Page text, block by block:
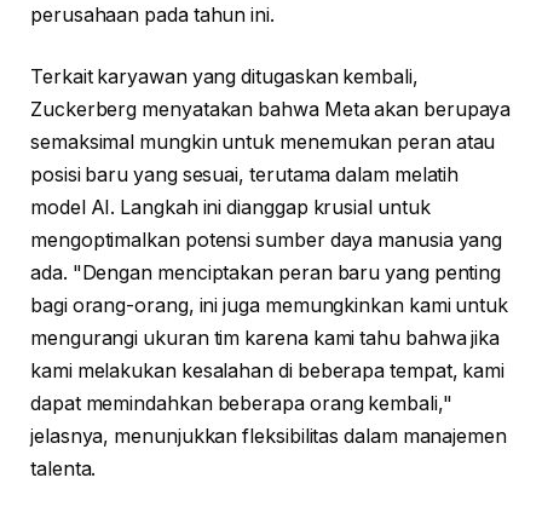
perusahaan pada tahun ini.
Terkait karyawan yang ditugaskan kembali,
Zuckerberg menyatakan bahwa Meta akan berupaya
semaksimal mungkin untuk menemukan peran atau
posisi baru yang sesuai, terutama dalam melatih
model AI. Langkah ini dianggap krusial untuk
mengoptimalkan potensi sumber daya manusia yang
ada. "Dengan menciptakan peran baru yang penting
bagi orang-orang, ini juga memungkinkan kami untuk
mengurangi ukuran tim karena kami tahu bahwa jika
kami melakukan kesalahan di beberapa tempat, kami
dapat memindahkan beberapa orang kembali,"
jelasnya, menunjukkan fleksibilitas dalam manajemen
talenta.